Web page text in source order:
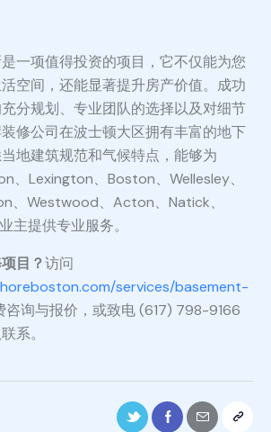
一项值得投资的项目，它不仅能为您
空间，还能显著提升房产价值。成功
分规划、专业团队的选择以及对细节
修公司在波士顿大区拥有丰富的地下
地建筑规范和气候特点，能够为
、Lexington、Boston、Wellesley、
、Westwood、Acton、Natick、
主提供专业服务。
目？访问
services/basement-
咨询与报价，或致电 (617) 798-9166
系。